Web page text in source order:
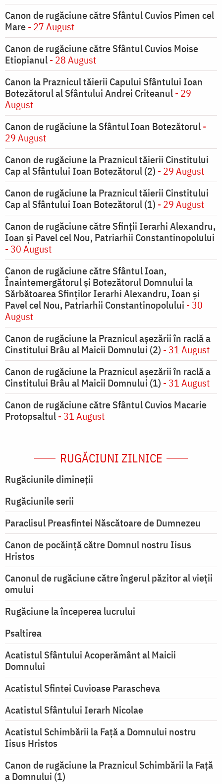
Canon de rugăciune către Sfântul Cuvios Pimen cel
Mare- 27 August
Canon de rugăciune către Sfântul Cuvios Moise
Etiopianul- 28 August
Canon la Praznicul tăierii Capului Sfântului Ioan
Botezătorul al Sfântului Andrei Criteanul- 29
August
Canon de rugăciune la Sfântul Ioan Botezătorul-
29 August
Canon de rugăciune la Praznicul tăierii Cinstitului
Cap al Sfântului Ioan Botezătorul (2) - 29 August
Canon de rugăciune la Praznicul tăierii Cinstitului
Cap al Sfântului Ioan Botezătorul (1) - 29 August
Canon de rugăciune către Sfinţii Ierarhi Alexandru,
Ioan şi Pavel cel Nou, Patriarhii Constantinopolului
- 30 August
Canon de rugăciune către Sfântul Ioan,
Înaintemergătorul şi Botezătorul Domnului la
Sărbătoarea Sfinţilor Ierarhi Alexandru, Ioan şi
Pavel cel Nou, Patriarhii Constantinopolului - 30
August
Canon de rugăciune la Praznicul aşezării în raclă a
Cinstitului Brâu al Maicii Domnului (2) - 31 August
Canon de rugăciune la Praznicul aşezării în raclă a
Cinstitului Brâu al Maicii Domnului (1) - 31 August
Canon de rugăciune către Sfântul Cuvios Macarie
Protopsaltul- 31 August
RUGĂCIUNI ZILNICE
Rugăciunile dimineții
Rugăciunile serii
Paraclisul Preasfintei Născătoare de Dumnezeu
Canon de pocăință către Domnul nostru Iisus
Hristos
Canonul de rugăciune către îngerul păzitor al vieții
omului
Rugăciune la începerea lucrului
Psaltirea
Acatistul Sfântului Acoperământ al Maicii
Domnului
Acatistul Sfintei Cuvioase Parascheva
Acatistul Sfântului Ierarh Nicolae
Acatistul Schimbării la Faţă a Domnului nostru
Iisus Hristos
Canon de rugăciune la Praznicul Schimbării la Faţă
a Domnului (1)